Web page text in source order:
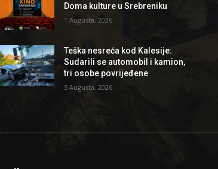
Doma kulture u Srebreniku
1 Augusta, 2026
Teška nesreća kod Kalesije:
Sudarili se automobil i kamion,
tri osobe povrijeđene
5 Augusta, 2026